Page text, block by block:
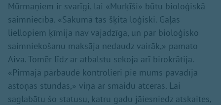
Mūrmaņiem ir svarīgi, lai «Murķīši» būtu bioloģiskā
saimniecība. «Sākumā tas šķita loģiski. Gaļas
liellopiem ķīmija nav vajadzīga, un par bioloģisko
saimniekošanu maksāja nedaudz vairāk,» pamato
Aiva. Tomēr līdz ar atbalstu sekoja arī birokrātija.
«Pirmajā pārbaudē kontrolieri pie mums pavadīja
astoņas stundas,» viņa ar smaidu atceras. Lai
saglabātu šo statusu, katru gadu jāiesniedz atskaites,